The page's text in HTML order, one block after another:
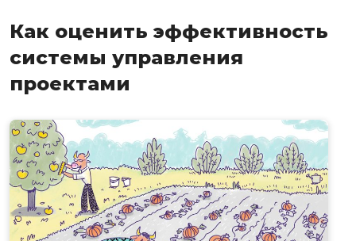
Как оценить эффективность
системы управления
проектами